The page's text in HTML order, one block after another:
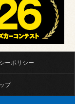
ーポリシー
プ